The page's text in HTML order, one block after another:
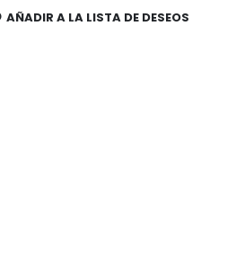
AÑADIR A LA LISTA DE DESEOS